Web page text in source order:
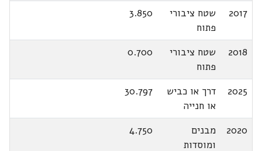
2017
שטח ציבורי
פתוח
3.850
2018
שטח ציבורי
פתוח
0.700
2025
דרך או כביש
או חנייה
30.797
2020
מבנים
ומוסדות
4.750